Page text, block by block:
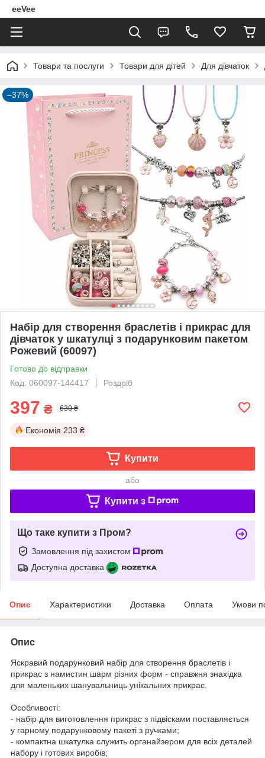
eeVee
Товари та послуги Товари для дітей Для дівчаток
–37%
Набір для створення браслетів і прикрас для
дівчаток у шкатулці з подарунковим пакетом
Рожевий (60097)
Готово до відправки
Код: 060097-144417
Роздріб
397 ₴ 630 ₴
Економія 233 ₴
Купити
або
Купити з
Що таке купити з Пром?
Замовлення під захистом
Доступна доставка
Опис Характеристики Доставка Оплата Умови
Опис
Яскравий подарунковий набір для створення браслетів і
прикрас з намистин шарм різних форм - справжня знахідка
для маленьких шанувальниць унікальних прикрас.
Особливості:
- набір для виготовлення прикрас з підвісками поставляється
у гарному подарунковому пакеті з ручками;
- компактна шкатулка служить органайзером для всіх деталей
набору і готових виробів;